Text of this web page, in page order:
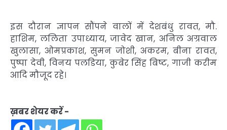
इस दौरान ज्ञापन सौंपने वालों में देशबंधु रावत, मौ.
हाशिम, ललिता उपाध्याय, जावेद खान, अनिल अग्रवाल
खुलासा, ओमप्रकाश, सुमन जोशी, अकरम, बीना रावत,
पुष्पा देवी, विनय पलडिया, कुबेर सिंह बिष्ट, गाजी करीम
आदि मौजूद रहे।
ख़बर शेयर करें -